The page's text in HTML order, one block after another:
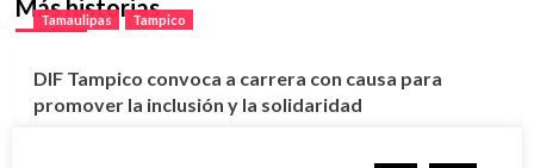
Más historias
Tamaulipas Tampico
DIF Tampico convoca a carrera con causa para
promover la inclusión y la solidaridad